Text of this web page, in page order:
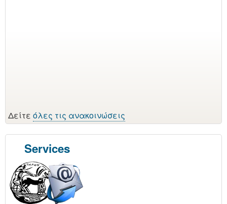
Δείτε όλες τις ανακοινώσεις
Services